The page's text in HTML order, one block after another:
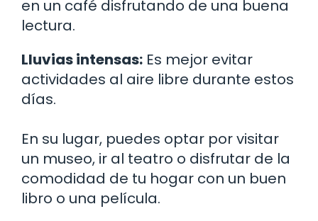
en un café disfrutando de una buena
lectura.
Lluvias intensas: Es mejor evitar
actividades al aire libre durante estos
días.
En su lugar, puedes optar por visitar
un museo, ir al teatro o disfrutar de la
comodidad de tu hogar con un buen
libro o una película.